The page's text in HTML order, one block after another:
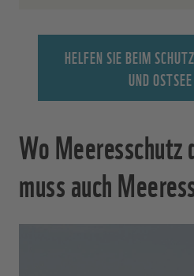
HELFEN SIE BEIM
UND OSTSEE
Wo
muss auch